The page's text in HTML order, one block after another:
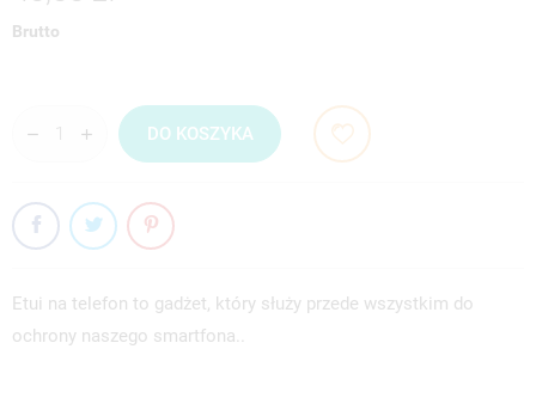
Brutto
DO KOSZYKA
Etui na telefon to gadżet, który służy przede wszystkim do
ochrony naszego smartfona..